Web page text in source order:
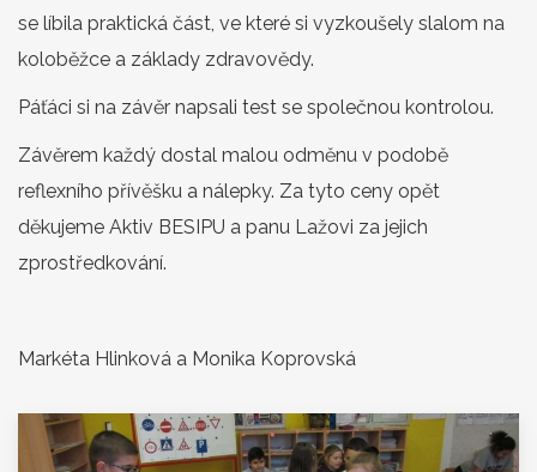
se líbila praktická část, ve které si vyzkoušely slalom na
koloběžce a základy zdravovědy.
Páťáci si na závěr napsali test se společnou kontrolou.
Závěrem každý dostal malou odměnu v podobě
reflexního přívěšku a nálepky. Za tyto ceny opět
děkujeme Aktiv BESIPU a panu Lažovi za jejich
zprostředkování.
Markéta Hlinková a Monika Koprovská